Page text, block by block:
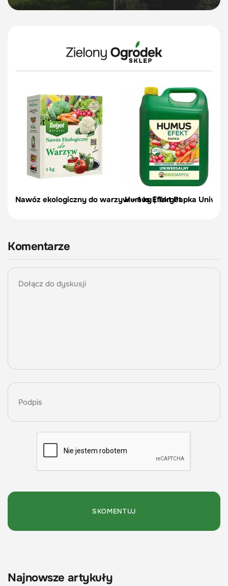
Nawóz ekologiczny do warzyw – 1 kg | Target
Humus Efekt Papka
Komentarze
Najnowsze artykuły